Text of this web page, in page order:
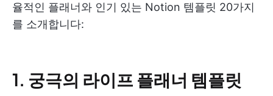
율적인 플래너와 인기 있는 Notion 템플릿 20가지
를 소개합니다:
1. 궁극의 라이프 플래너 템플릿